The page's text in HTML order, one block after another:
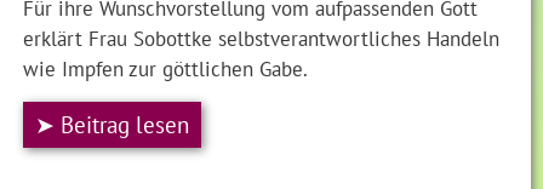
Für ihre Wunschvorstellung vom aufpassenden Gott
erklärt Frau Sobottke selbstverantwortliches Handeln
wie Impfen zur göttlichen Gabe.
➤ Beitrag lesen